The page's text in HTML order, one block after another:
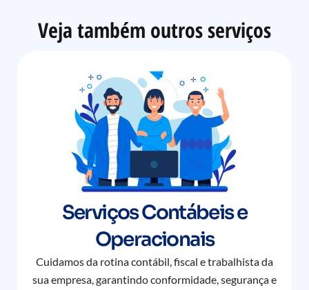
Veja também outros serviços
Serviços Contábeis e
Operacionais
Cuidamos da rotina contábil, fiscal e trabalhista da
sua empresa, garantindo conformidade, segurança e